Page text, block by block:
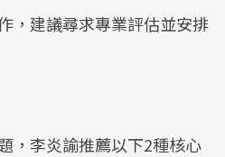
，建議尋求專業評估並安排
，李炎諭推薦以下2種核心